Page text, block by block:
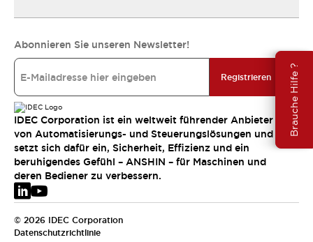
Brauche Hilfe ?
Abonnieren Sie unseren Newsletter!
Registrieren
IDEC Corporation ist ein weltweit führender Anbieter
von Automatisierungs- und Steuerungslösungen und
setzt sich dafür ein, Sicherheit, Effizienz und ein
beruhigendes Gefühl – ANSHIN – für Maschinen und
deren Bediener zu verbessern.
© 2026 IDEC Corporation
Datenschutzrichtlinie